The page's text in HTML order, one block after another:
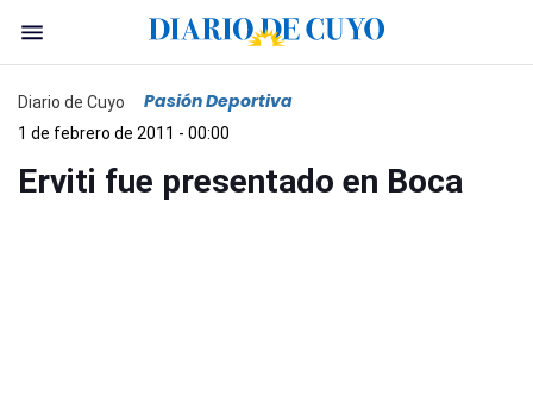
Diario de Cuyo Pasión Deportiva
1 de febrero de 2011 - 00:00
Erviti fue presentado en Boca